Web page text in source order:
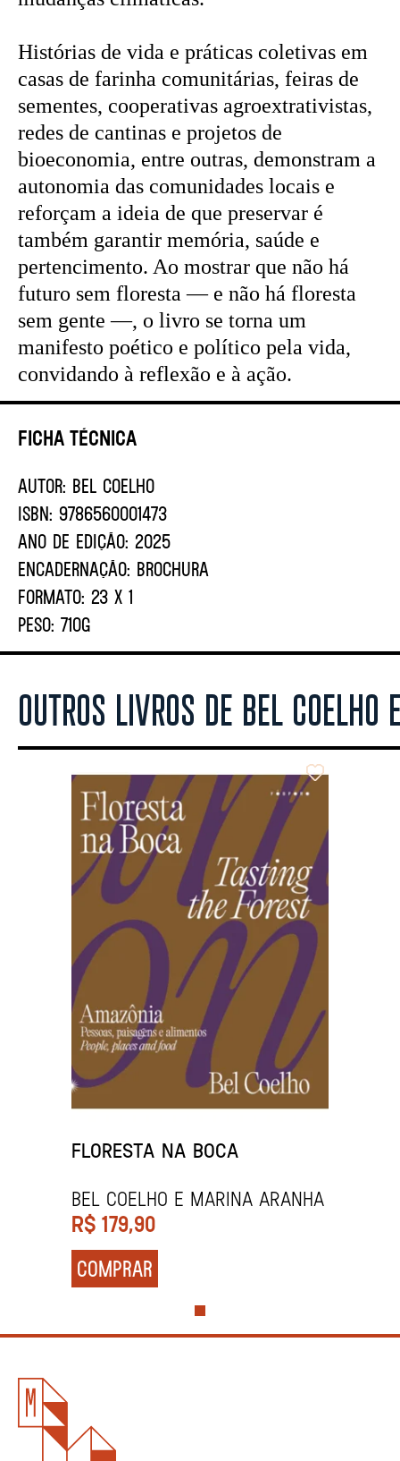
Ficha Técnica
AUTOR: Bel Coelho
ISBN: 9786560001473
ANO DE EDIÇÃO: 2025
ENCADERNAÇÃO: BROCHURA
FORMATO: 23 X 1
PESO: 710G
Histórias de vida e práticas coletivas em
casas de farinha comunitárias, feiras de
sementes, cooperativas agroextrativistas,
redes de cantinas e projetos de
bioeconomia, entre outras, demonstram a
autonomia das comunidades locais e
reforçam a ideia de que preservar é
também garantir memória, saúde e
pertencimento. Ao mostrar que não há
futuro sem floresta — e não há floresta
sem gente —, o livro se torna um
manifesto poético e político pela vida,
convidando à reflexão e à ação.
OUTROS LIVROS DE BEL
FLORESTA NA BOCA
Bel Coelho e Marina Aranha
R$ 179,90
COMPRAR